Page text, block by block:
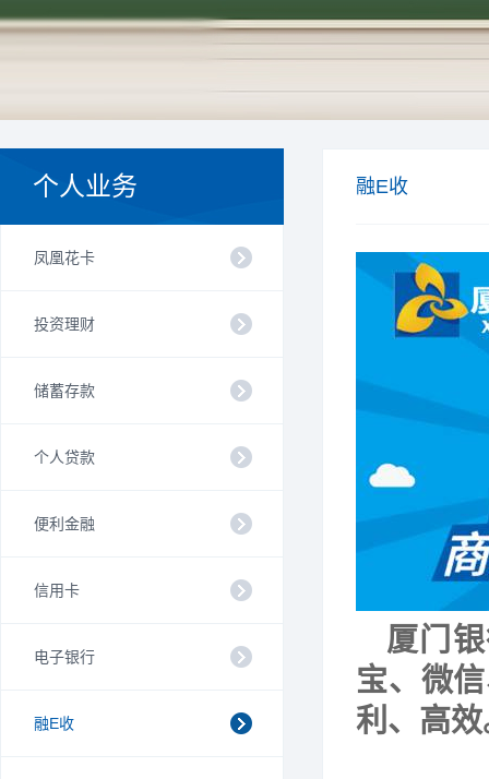
个人业务
凤凰花卡
投资理财
储蓄存款
个人贷款
便利金融
信用卡
电子银行
融E收
融E收
厦门
宝、微
利、高